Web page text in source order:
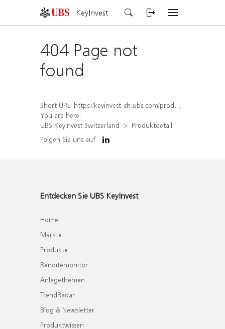
KeyInvest
404 Page not
found
Short URL: https://keyinvest-ch.ubs.com/produkt/detail/index/isin/CH1578397882
You are here:
UBS KeyInvest Switzerland
Produktdetail
Folgen Sie uns auf
Entdecken Sie UBS KeyInvest
Home
Märkte
Produkte
Renditemonitor
Anlagethemen
TrendRadar
Blog & Newsletter
Produktwissen